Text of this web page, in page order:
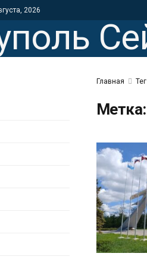
2026
Главная Тег
Метка: